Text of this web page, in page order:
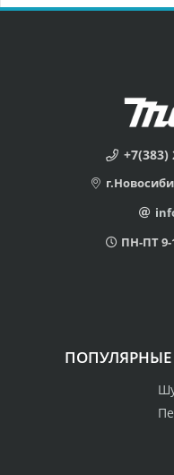
+7(383)
ПН-ПТ 9-
ПОПУЛЯРНЫЕ